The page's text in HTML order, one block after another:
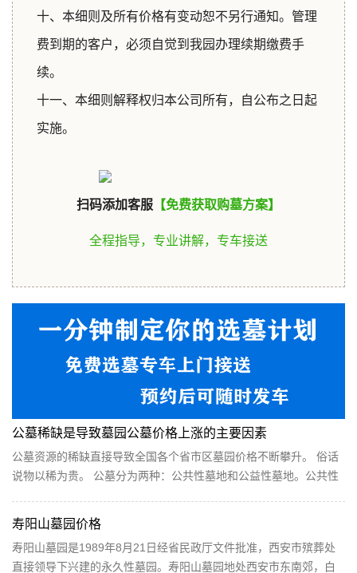
十、本细则及所有价格有变动恕不另行通知。管理
费到期的客户，必须自觉到我园办理续期缴费手
续。
十一、本细则解释权归本公司所有，自公布之日起
实施。
扫码添加客服 【免费获取购墓方案】
全程指导，专业讲解，专车接送
公墓稀缺是导致墓园公墓价格上涨的主要因素
公墓资源的稀缺直接导致全国各个省市区墓园价格不断攀升。 俗话
说物以稀为贵。 公墓分为两种：公共性墓地和公益性墓地。公共性
并不由政府定价，而是采用市场调节价。报告分析认为，近年来，
墓地...
寿阳山墓园价格
寿阳山墓园是1989年8月21日经省民政厅文件批准，西安市殡葬处
直接领导下兴建的永久性墓园。寿阳山墓园地处西安市东南郊，白